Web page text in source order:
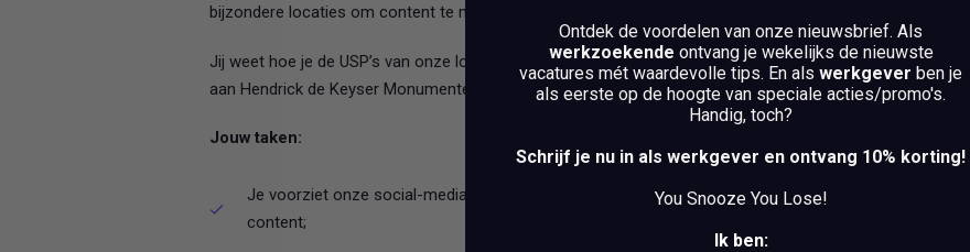
bijzondere locaties om content te maken en schrijft enthousiasmerende social posts.
Jij weet hoe je de USP’s van onze locaties goed in beeld brengt, en je weet via de socials een breed publiek
aan Hendrick de Keyser Monumenten te verbinden.
Jouw taken:
Je voorziet onze social-mediakanalen en website dagelijks van mooie, activerende en doeltreffende
content;
Ontdek de voordelen van onze nieuwsbrief. Als
werkzoekende ontvang je wekelijks de nieuwste
vacatures mét waardevolle tips. En als werkgever ben je
als eerste op de hoogte van speciale acties/promo's.
Handig, toch?
Schrijf je nu in als werkgever en ontvang 10% korting!
You Snooze You Lose!
Ik ben: